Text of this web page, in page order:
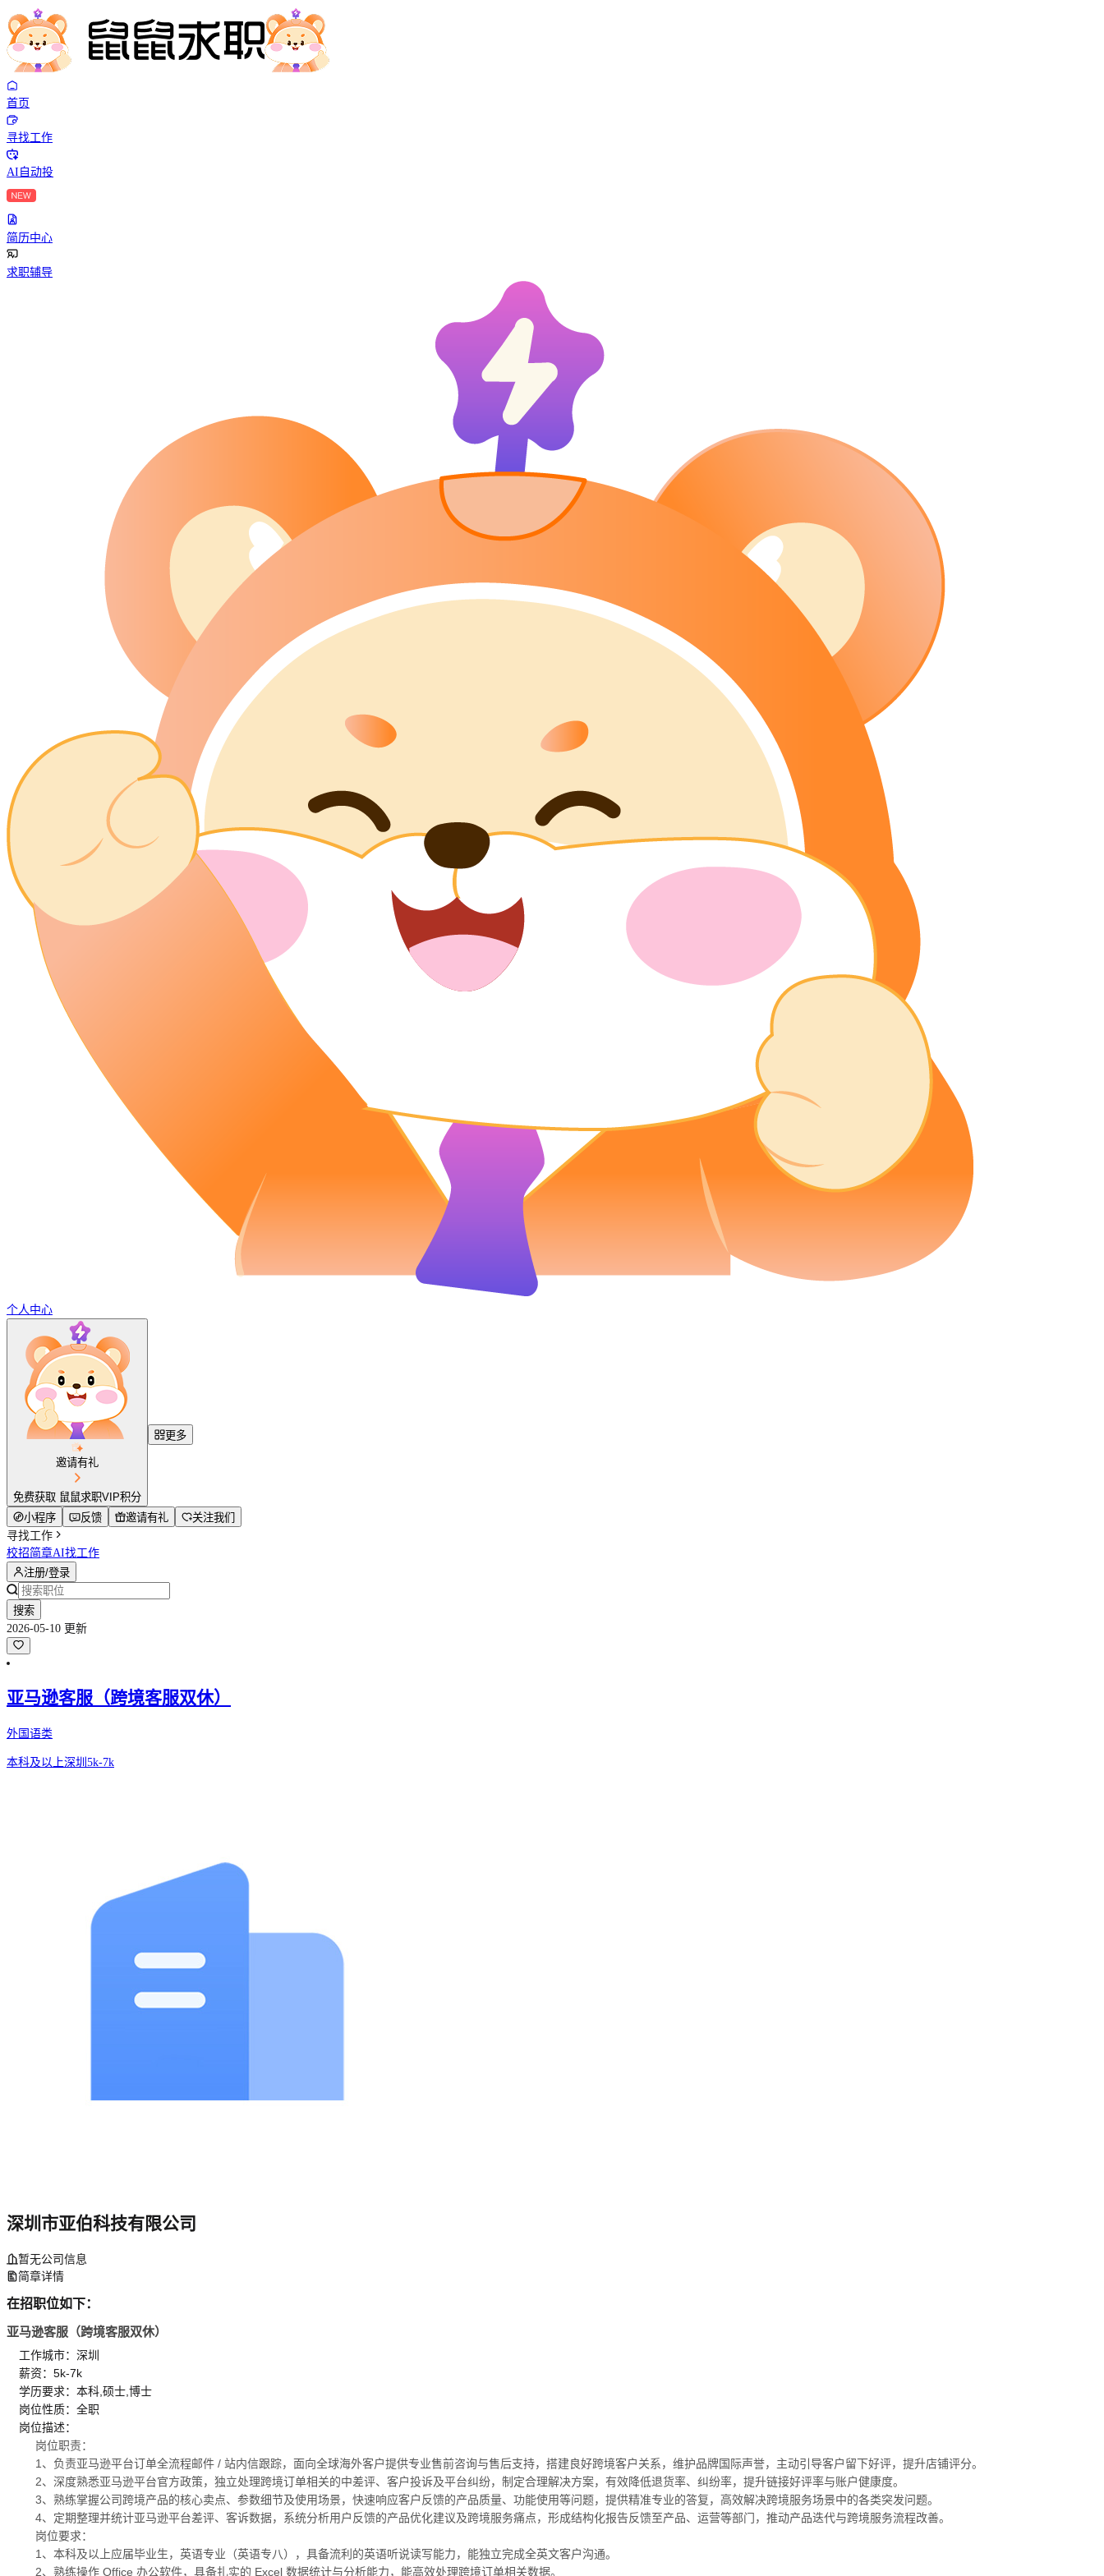
首页
寻找工作
AI自动投
简历中心
求职辅导
个人中心
邀请有礼
免费获取 鼠鼠求职VIP积分
更多
小程序 反馈 邀请有礼
关注我们
寻找工作
校招简章AI找工作
注册/登录
搜索
2026-05-10 更新
亚马逊客服（跨境客服双休）
外国语类
本科及以上深圳 5k-7k
深圳市亚伯科技有限公司
暂无公司信息
简章详情
在招职位如下：
亚马逊客服（跨境客服双休）
工作城市：深圳
薪资：5k-7k
学历要求：本科,硕士,博士
岗位性质：全职
岗位描述：
岗位职责：
1、负责亚马逊平台订单全流程邮件 / 站内信跟踪，面向全球海外客户提供专业售前咨询与售后支持，搭建良好跨境客户关系，维护品牌国际声誉，主动引导客户留下好评，提升店铺评分。
2、深度熟悉亚马逊平台官方政策，独立处理跨境订单相关的中差评、客户投诉及平台纠纷，制定合理解决方案，有效降低退货率、纠纷率，提升链接好评率与账户健康度。
3、熟练掌握公司跨境产品的核心卖点、参数细节及使用场景，快速响应客户反馈的产品质量、功能使用等问题，提供精准专业的答复，高效解决跨境服务场景中的各类突发问题。
4、定期整理并统计亚马逊平台差评、客诉数据，系统分析用户反馈的产品优化建议及跨境服务痛点，形成结构化报告反馈至产品、运营等部门，推动产品迭代与跨境服务流程改善。
岗位要求：
1、本科及以上应届毕业生，英语专业（英语专八），具备流利的英语听说读写能力，能独立完成全英文客户沟通。
2、熟练操作 Office 办公软件，具备扎实的 Excel 数据统计与分析能力，能高效处理跨境订单相关数据。